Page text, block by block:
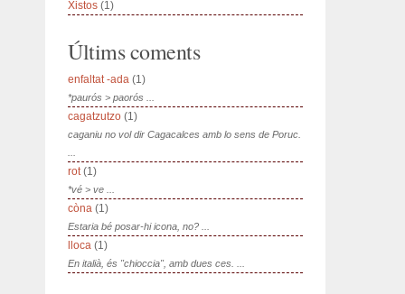
Xistos (1)
Últims coments
enfaltat -ada (1)
*paurós > paorós ...
cagatzutzo (1)
caganiu no vol dir Cagacalces amb lo sens de Poruc.
rot(1)
*vé > ve ...
còna (1)
Estaria bé posar-hi icona, no? ...
lloca (1)
En italià, és "chioccia", amb dues ces. ...